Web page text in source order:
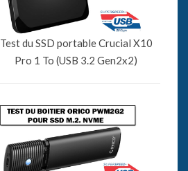
Test du SSD portable Crucial X10
Pro 1 To (USB 3.2 Gen2x2)